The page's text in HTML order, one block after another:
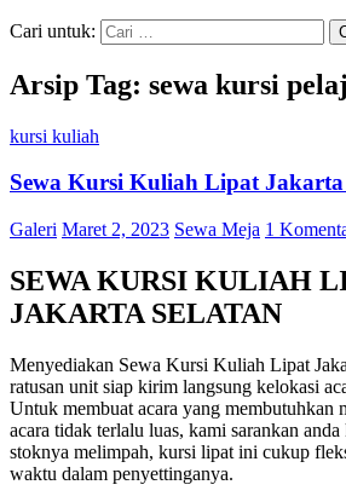
Cari untuk:
Arsip Tag: sewa kursi
kursi kuliah
Sewa Kursi Kuliah Lipat Jakarta
Galeri Maret 2, 2023 Sewa Meja 1
SEWA KURSI KULIAH
JAKARTA SELATAN
Menyediakan Sewa Kursi Kuliah Lipat
ratusan unit siap kirim langsung kelokasi
Untuk membuat acara yang membutuhkan
acara tidak terlalu luas, kami sarankan
stoknya melimpah, kursi lipat ini cukup
waktu dalam penyettinganya.